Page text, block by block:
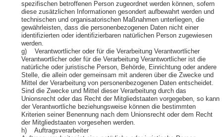
spezifischen betroffenen Person zugeordnet werden können, sofern
diese zusätzlichen Informationen gesondert aufbewahrt werden und
technischen und organisatorischen Maßnahmen unterliegen, die
gewährleisten, dass die personenbezogenen Daten nicht einer
identifizierten oder identifizierbaren natürlichen Person zugewiesen
werden.
g) Verantwortlicher oder für die Verarbeitung Verantwortlicher
Verantwortlicher oder für die Verarbeitung Verantwortlicher ist die
natürliche oder juristische Person, Behörde, Einrichtung oder andere
Stelle, die allein oder gemeinsam mit anderen über die Zwecke und
Mittel der Verarbeitung von personenbezogenen Daten entscheidet.
Sind die Zwecke und Mittel dieser Verarbeitung durch das
Unionsrecht oder das Recht der Mitgliedstaaten vorgegeben, so kann
der Verantwortliche beziehungsweise können die bestimmten
Kriterien seiner Benennung nach dem Unionsrecht oder dem Recht
der Mitgliedstaaten vorgesehen werden.
h) Auftragsverarbeiter